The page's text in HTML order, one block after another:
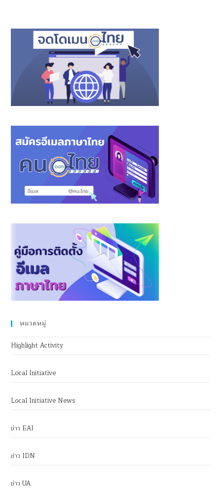
หมวดหมู่
Highlight Activity
Local Initiative
Local Initiative News
ข่าว EAI
ข่าว IDN
ข่าว UA